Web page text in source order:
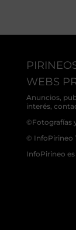
WEBS
Anuncios,
interés,
©Fotografías
© InfoPirineo
InfoPirineo